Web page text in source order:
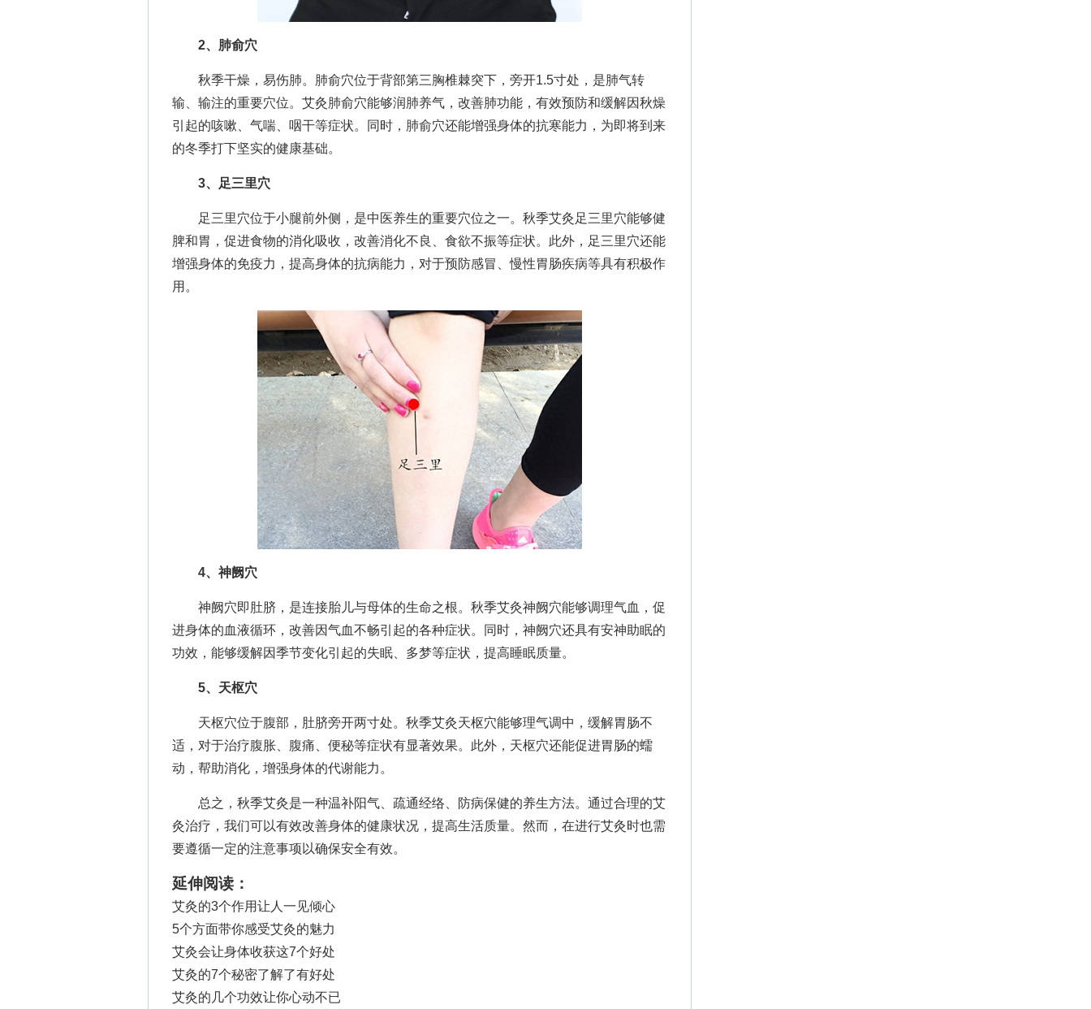
2、肺俞穴
秋季干燥，易伤肺。肺俞穴位于背部第三胸椎棘突下，旁开1.5寸处，是肺气转
输、输注的重要穴位。艾灸肺俞穴能够润肺养气，改善肺功能，有效预防和缓解因秋燥
引起的咳嗽、气喘、咽干等症状。同时，肺俞穴还能增强身体的抗寒能力，为即将到来
的冬季打下坚实的健康基础。
3、足三里穴
足三里穴位于小腿前外侧，是中医养生的重要穴位之一。秋季艾灸足三里穴能够健
脾和胃，促进食物的消化吸收，改善消化不良、食欲不振等症状。此外，足三里穴还能
增强身体的免疫力，提高身体的抗病能力，对于预防感冒、慢性胃肠疾病等具有积极作
用。
4、神阙穴
神阙穴即肚脐，是连接胎儿与母体的生命之根。秋季艾灸神阙穴能够调理气血，促
进身体的血液循环，改善因气血不畅引起的各种症状。同时，神阙穴还具有安神助眠的
功效，能够缓解因季节变化引起的失眠、多梦等症状，提高睡眠质量。
5、天枢穴
天枢穴位于腹部，肚脐旁开两寸处。秋季艾灸天枢穴能够理气调中，缓解胃肠不
适，对于治疗腹胀、腹痛、便秘等症状有显著效果。此外，天枢穴还能促进胃肠的蠕
动，帮助消化，增强身体的代谢能力。
总之，秋季艾灸是一种温补阳气、疏通经络、防病保健的养生方法。通过合理的艾
灸治疗，我们可以有效改善身体的健康状况，提高生活质量。然而，在进行艾灸时也需
要遵循一定的注意事项以确保安全有效。
延伸阅读：
艾灸的3个作用让人一见倾心
5个方面带你感受艾灸的魅力
艾灸会让身体收获这7个好处
艾灸的7个秘密了解了有好处
艾灸的几个功效让你心动不已